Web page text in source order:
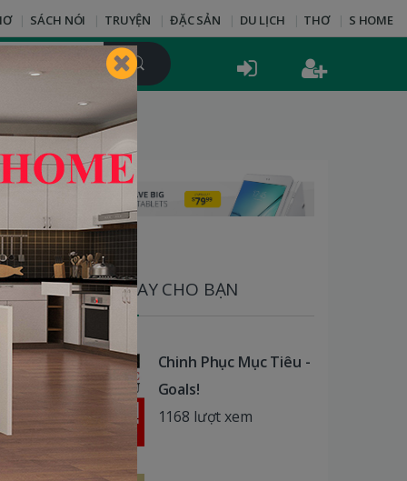
SÁCH NÓI TRUYỆN ĐẶC SẢN DU LỊCH THƠ S HOME
SÁCH HAY CHO BẠN
Chinh Phục Mục Tiêu -
Goals!
1168 lượt xem